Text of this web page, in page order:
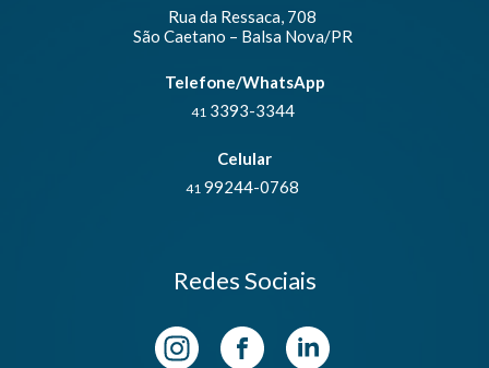
Rua da Ressaca, 708
São Caetano – Balsa Nova/PR
Telefone/WhatsApp
41 3393-3344
Celular
41 99244-0768
Redes Sociais